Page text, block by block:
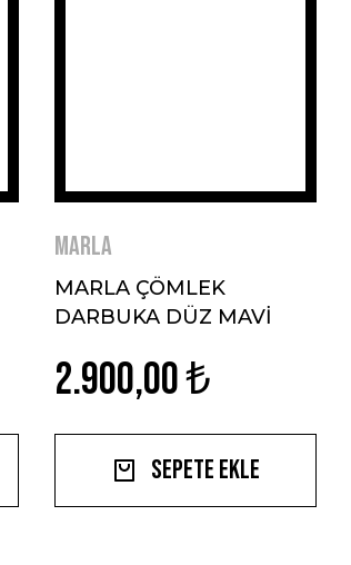
MARLA
MARLA ÇÖMLEK
DARBUKA DÜZ MAVİ
2.900,00 ₺
Sepete Ekle